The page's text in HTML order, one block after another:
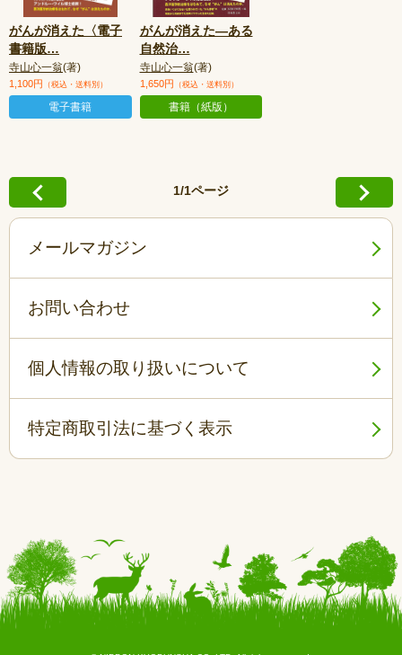
がんが消えた〈電子
書籍版…
寺山心一翁(著)
1,100円 （税込・送料別）
電子書籍
がんが消えた—ある
自然治…
寺山心一翁(著)
1,650円 （税込・送料別）
書籍（紙版）
1/1ページ
メールマガジン
お問い合わせ
個人情報の取り扱いについて
特定商取引法に基づく表示